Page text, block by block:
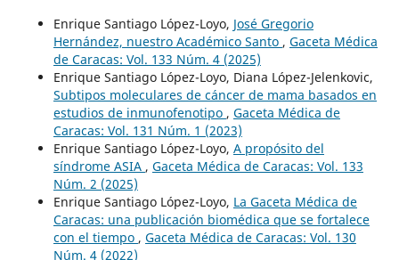
Enrique Santiago López-Loyo, José Gregorio
Hernández, nuestro Académico Santo , Gaceta Médica
de Caracas: Vol. 133 Núm. 4 (2025)
Enrique Santiago López-Loyo, Diana López-Jelenkovic,
Subtipos moleculares de cáncer de mama basados en
estudios de inmunofenotipo , Gaceta Médica de
Caracas: Vol. 131 Núm. 1 (2023)
Enrique Santiago López-Loyo, A propósito del
síndrome ASIA , Gaceta Médica de Caracas: Vol. 133
Núm. 2 (2025)
Enrique Santiago López-Loyo, La Gaceta Médica de
Caracas: una publicación biomédica que se fortalece
con el tiempo , Gaceta Médica de Caracas: Vol. 130
Núm. 4 (2022)